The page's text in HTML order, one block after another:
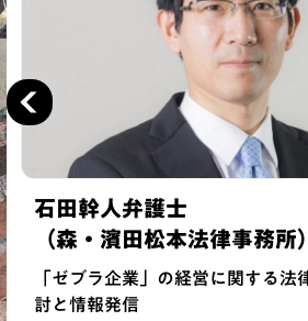
石田幹人弁護士
（森・濱田松本法律事務所）
「ゼブラ企業」の経営に関する法
討と情報発信